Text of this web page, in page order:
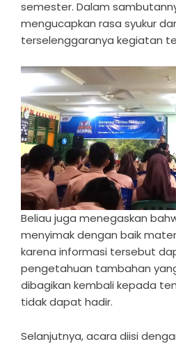
semester. Dalam
mengucapkan rasa syukur
terselenggaranya kegiatan
Beliau juga menegaskan
menyimak dengan baik
karena informasi tersebut
pengetahuan tambahan
dibagikan kembali kepada
tidak dapat hadir.
Selanjutnya, acara diisi